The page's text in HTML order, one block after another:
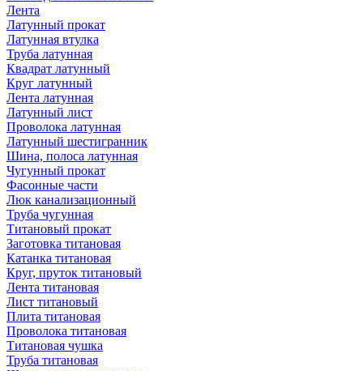
Лента
Латунный прокат
Латунная втулка
Труба латунная
Квадрат латунный
Круг латунный
Лента латунная
Латунный лист
Проволока латунная
Латунный шестигранник
Шина, полоса латунная
Чугунный прокат
Фасонные части
Люк канализационный
Труба чугунная
Титановый прокат
Заготовка титановая
Катанка титановая
Круг, пруток титановый
Лента титановая
Лист титановый
Плита титановая
Проволока титановая
Титановая чушка
Труба титановая